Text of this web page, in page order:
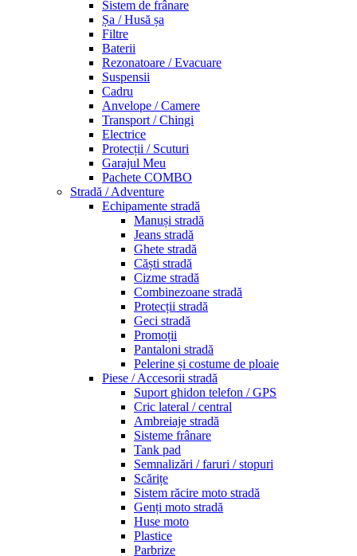
Sistem de frânare
Șa / Husă șa
Filtre
Baterii
Rezonatoare / Evacuare
Suspensii
Cadru
Anvelope / Camere
Transport / Chingi
Electrice
Protecții / Scuturi
Garajul Meu
Pachete COMBO
Stradă / Adventure
Echipamente stradă
Manuși stradă
Jeans stradă
Ghete stradă
Căști stradă
Cizme stradă
Combinezoane stradă
Protecții stradă
Geci stradă
Promoții
Pantaloni stradă
Pelerine și costume de ploaie
Piese / Accesorii stradă
Suport ghidon telefon / GPS
Cric lateral / central
Ambreiaje stradă
Sisteme frânare
Tank pad
Semnalizări / faruri / stopuri
Scărițe
Sistem răcire moto stradă
Genți moto stradă
Huse moto
Plastice
Parbrize